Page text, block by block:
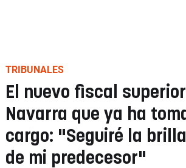
TRIBUNALES
El nuevo fiscal
Navarra que ya ha
cargo: "Seguiré la
de mi predecesor"